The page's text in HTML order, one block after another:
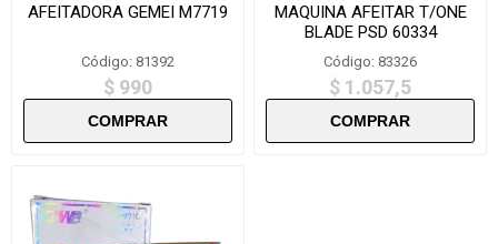
AFEITADORA GEMEI M7719
Código: 81392
$ 990
MAQUINA AFEITAR T/ONE
BLADE PSD 60334
Código: 83326
$ 1.057,5